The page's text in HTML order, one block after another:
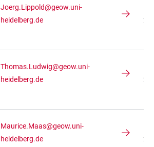
Joerg.Lippold@geow.uni-
heidelberg.de
Thomas.Ludwig@geow.uni-
heidelberg.de
Maurice.Maas@geow.uni-
heidelberg.de